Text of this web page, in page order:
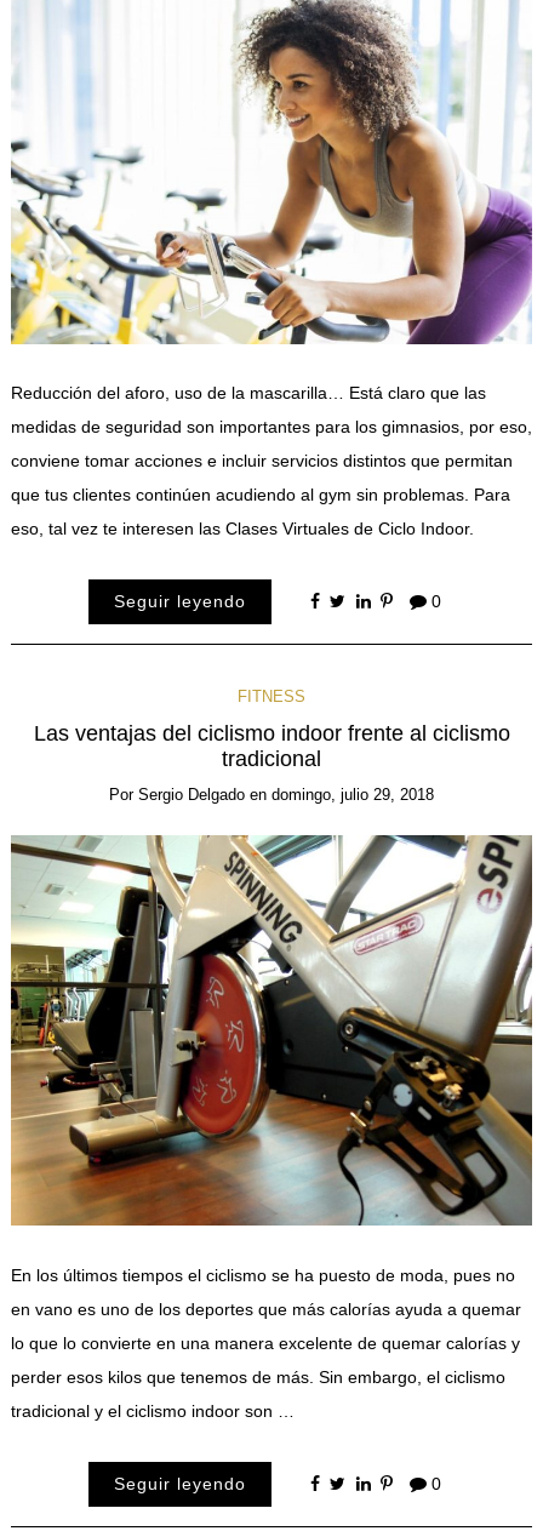
Reducción del aforo, uso de la mascarilla… Está claro que las
medidas de seguridad son importantes para los gimnasios, por eso,
conviene tomar acciones e incluir servicios distintos que permitan
que tus clientes continúen acudiendo al gym sin problemas. Para
eso, tal vez te interesen las Clases Virtuales de Ciclo Indoor.
Seguir leyendo 0
FITNESS
Las ventajas del ciclismo indoor frente al ciclismo
tradicional
Por Sergio Delgado en domingo, julio 29, 2018
En los últimos tiempos el ciclismo se ha puesto de moda, pues no
en vano es uno de los deportes que más calorías ayuda a quemar
lo que lo convierte en una manera excelente de quemar calorías y
perder esos kilos que tenemos de más. Sin embargo, el ciclismo
tradicional y el ciclismo indoor son …
Seguir leyendo 0